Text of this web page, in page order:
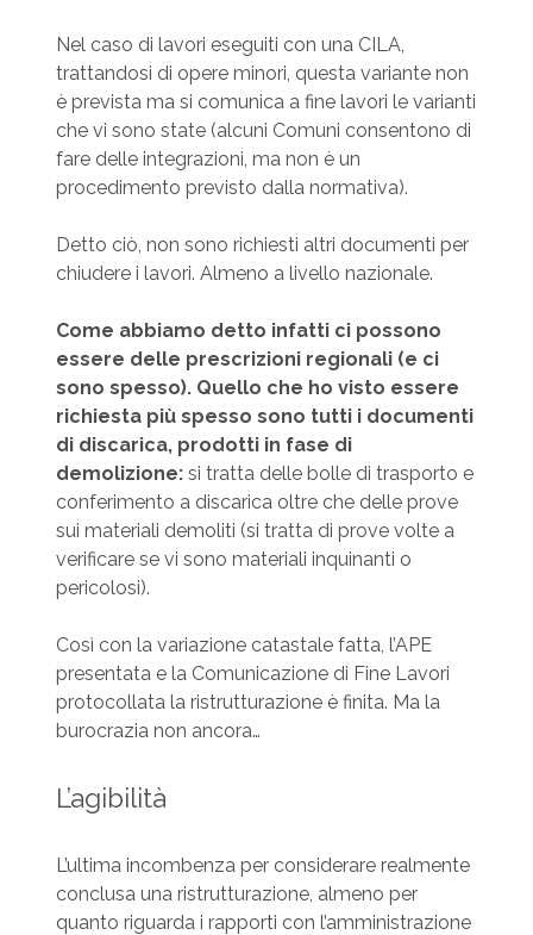
Nel caso di lavori eseguiti con una CILA,
trattandosi di opere minori, questa variante non
è prevista ma si comunica a fine lavori le varianti
che vi sono state (alcuni Comuni consentono di
fare delle integrazioni, ma non è un
procedimento previsto dalla normativa).
Detto ciò, non sono richiesti altri documenti per
chiudere i lavori. Almeno a livello nazionale.
Come abbiamo detto infatti ci possono
essere delle prescrizioni regionali (e ci
sono spesso). Quello che ho visto essere
richiesta più spesso sono tutti i documenti
di discarica, prodotti in fase di
demolizione:si tratta delle bolle di trasporto e
conferimento a discarica oltre che delle prove
sui materiali demoliti (si tratta di prove volte a
verificare se vi sono materiali inquinanti o
pericolosi).
Così con la variazione catastale fatta, l’APE
presentata e la Comunicazione di Fine Lavori
protocollata la ristrutturazione è finita. Ma la
burocrazia non ancora…
L’agibilità
L’ultima incombenza per considerare realmente
conclusa una ristrutturazione, almeno per
quanto riguarda i rapporti con l’amministrazione